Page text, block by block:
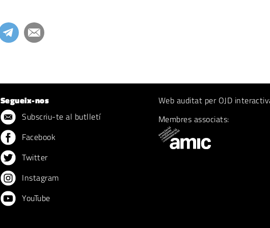
Segueix-nos
Subscriu-te al butlletí
Facebook
Twitter
Instagram
YouTube
Web auditat per OJD
Membres associats: